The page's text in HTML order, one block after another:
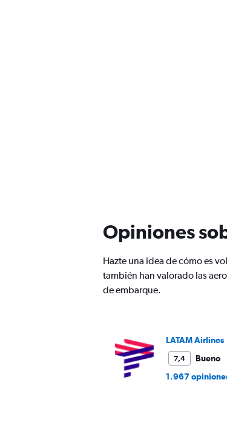
Opiniones
Hazte una idea de cómo es
también han valorado las
de embarque.
LATAM Airlines
7,4
Bueno
1.967